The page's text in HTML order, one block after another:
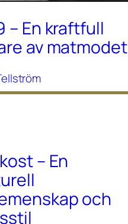
– En kraftfull
av matmodet
– En
och